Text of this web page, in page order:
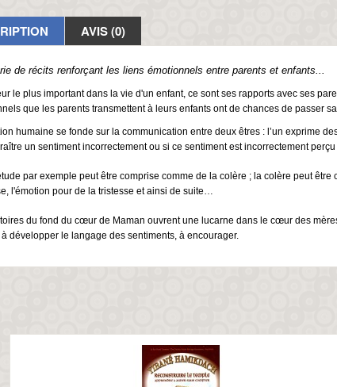
AVIS (0)
de récits renforçant les liens émotionnels entre parents et enfants...
le plus important dans la vie d'un enfant, ce sont ses rapports avec ses
que les parents transmettent à leurs enfants ont de chances de passer
humaine se fonde sur la communication entre deux êtres : l’un exprime
un sentiment incorrectement ou si ce sentiment est incorrectement
par exemple peut être comprise comme de la colère ; la colère peut
l'émotion pour de la tristesse et ainsi de suite…
du fond du cœur de Maman ouvrent une lucarne dans le cœur des
développer le langage des sentiments, à encourager.